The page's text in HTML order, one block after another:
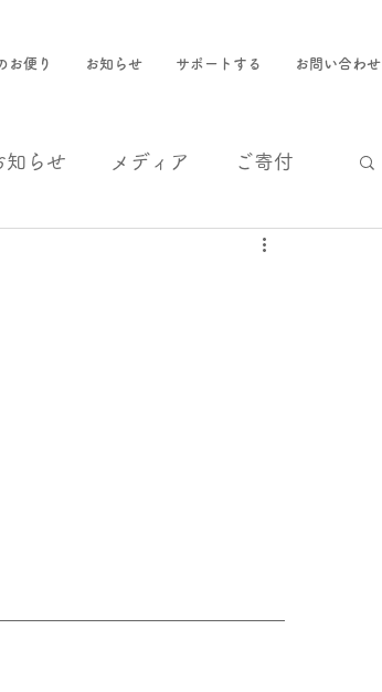
お便り お知らせ サポートする お問い合わせ
知らせ メディア ご寄付